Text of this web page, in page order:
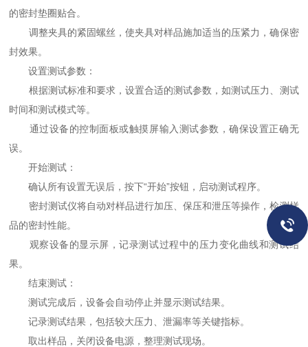
的密封垫圈贴合。
调整夹具的紧固螺丝，使夹具对样品施加适当的压紧力，确保密
封效果。
设置测试参数：
根据测试标准和要求，设置合适的测试参数，如测试压力、测试
时间和测试模式等。
通过设备的控制面板或触摸屏输入测试参数，确保设置正确无
误。
开始测试：
确认所有设置无误后，按下“开始”按钮，启动测试程序。
密封测试仪将自动对样品进行加压、保压和泄压等操作，检测样
品的密封性能。
观察设备的显示屏，记录测试过程中的压力变化曲线和测试结
果。
结束测试：
测试完成后，设备会自动停止并显示测试结果。
记录测试结果，包括较大压力、泄漏率等关键指标。
取出样品，关闭设备电源，整理测试现场。